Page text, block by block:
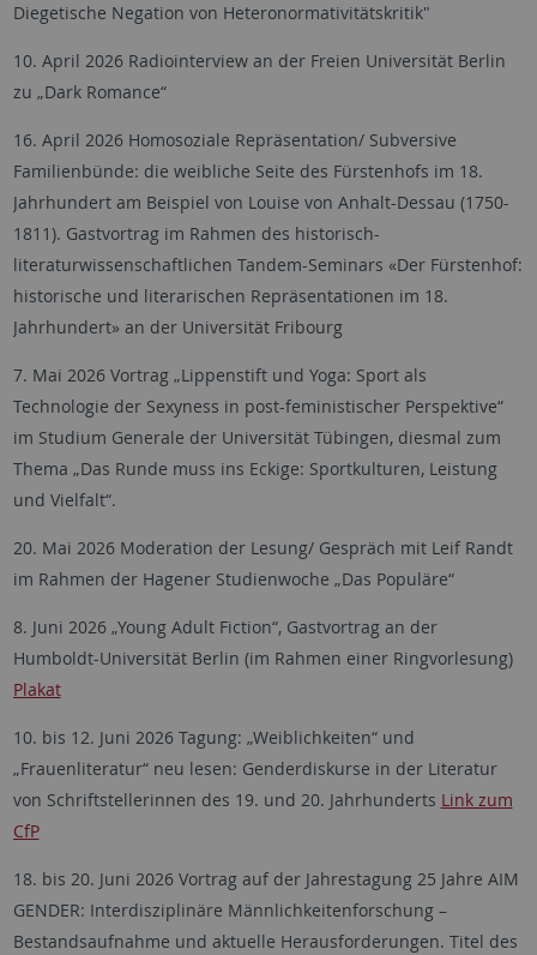
Diegetische Negation von Heteronormativitätskritik"
10. April 2026 Radiointerview an der Freien Universität Berlin
zu „Dark Romance“
16. April 2026 Homosoziale Repräsentation/ Subversive
Familienbünde: die weibliche Seite des Fürstenhofs im 18.
Jahrhundert am Beispiel von Louise von Anhalt-Dessau (1750-
1811). Gastvortrag im Rahmen des historisch-
literaturwissenschaftlichen Tandem-Seminars «Der Fürstenhof:
historische und literarischen Repräsentationen im 18.
Jahrhundert» an der Universität Fribourg
7. Mai 2026 Vortrag „Lippenstift und Yoga: Sport als
Technologie der Sexyness in post-feministischer Perspektive“
im Studium Generale der Universität Tübingen, diesmal zum
Thema „Das Runde muss ins Eckige: Sportkulturen, Leistung
und Vielfalt“.
20. Mai 2026 Moderation der Lesung/ Gespräch mit Leif Randt
im Rahmen der Hagener Studienwoche „Das Populäre“
8. Juni 2026 „Young Adult Fiction“, Gastvortrag an der
Humboldt-Universität Berlin (im Rahmen einer Ringvorlesung)
Plakat
10. bis 12. Juni 2026 Tagung: „Weiblichkeiten“ und
„Frauenliteratur“ neu lesen: Genderdiskurse in der Literatur
von Schriftstellerinnen des 19. und 20. Jahrhunderts Link zum
CfP
18. bis 20. Juni 2026 Vortrag auf der Jahrestagung 25 Jahre AIM
GENDER: Interdisziplinäre Männlichkeitenforschung –
Bestandsaufnahme und aktuelle Herausforderungen. Titel des